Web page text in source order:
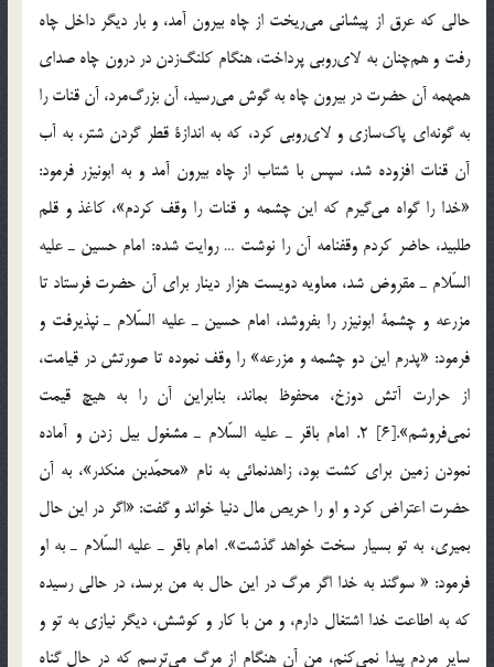
حالي كه عرق از پيشاني مي‌ريخت از چاه بيرون آمد، و بار ديگر داخل چاه
رفت و هم‌‌چنان به لاي‌روبي پرداخت، هنگام كلنگ‌زدن در درون چاه صداي
همهمه آن حضرت در بيرون چاه به گوش مي‌رسيد، آن بزر‌گ‌مرد، آن قنات را
به گونه‌اي پاك‌سازي و لاي‌روبي كرد، كه به اندازة قطر گردن شتر، به آب
آن قنات افزوده شد، سپس با شتاب از چاه بيرون آمد و به ابونيزر فرمود:
«خدا را گواه مي‌گيرم كه اين چشمه و قنات را وقف كردم»، كاغذ و قلم
طلبيد، حاضر كردم وقفنامه آن را نوشت … روايت شده: امام حسين ـ عليه
السّلام ـ مقروض شد، معاويه دويست هزار دينار براي آن حضرت فرستاد تا
مزرعه و چشمة ابونيزر را بفروشد، امام حسين ـ عليه السّلام ـ نپذيرفت و
فرمود: «پدرم اين دو چشمه و مزرعه» را وقف نموده تا صورتش در قيامت،
از حرارت آتش دوزخ، محفوظ بماند، بنابراين آن را به هيچ قيمت
نمي‌فروشم».[6] 2. امام باقر ـ عليه السّلام ـ مشغول بيل زدن و آماده
نمودن زمين براي كشت بود، زاهد‌نمائي به نام «محمّدبن منكدر»، به آن
حضرت اعتراض كرد و او را حريص مال دنيا خواند و گفت: «اگر در اين حال
بميري، به تو بسيار سخت خواهد گذشت». امام باقر ـ عليه السّلام ـ به او
فرمود: « سوگند به خدا اگر مرگ در اين حال به من برسد، در حالي رسيده
كه به اطاعت خدا اشتغال دارم، و من با كار و كوشش، ديگر نيازي به تو و
ساير مردم پيدا نمي‌كنم، من آن هنگام از مرگ مي‌ترسم كه در حال گناه